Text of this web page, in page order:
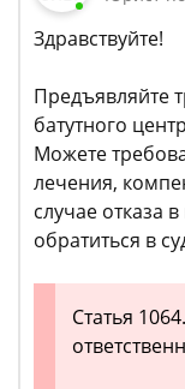
Здравствуйте!
Предъявляйте
батутного
Можете
лечения,
случае отказа
обратиться в
Статья